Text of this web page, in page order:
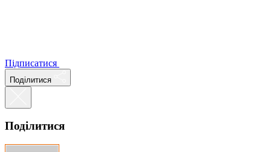
Підписатися
Поділитися
Поділитися